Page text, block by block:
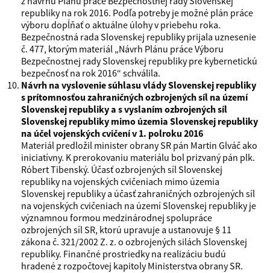
republiky na rok 2016. Podľa potreby je možné plán práce
výboru dopĺňať o aktuálne úlohy v priebehu roka.
Bezpečnostná rada Slovenskej republiky prijala uznesenie
č. 477, ktorým materiál „Návrh Plánu práce Výboru
Bezpečnostnej rady Slovenskej republiky pre kybernetickú
bezpečnosť na rok 2016“ schválila.
Návrh na vyslovenie súhlasu vlády Slovenskej republiky
s prítomnosťou zahraničných ozbrojených síl na území
Slovenskej republiky a s vyslaním ozbrojených síl
Slovenskej republiky mimo územia Slovenskej republiky
na účel vojenských cvičení v 1. polroku 2016
Materiál predložil minister obrany SR pán Martin Glváč ako
iniciatívny. K prerokovaniu materiálu bol prizvaný pán plk.
Róbert Tibenský. Účasť ozbrojených síl Slovenskej
republiky na vojenských cvičeniach mimo územia
Slovenskej republiky a účasť zahraničných ozbrojených síl
na vojenských cvičeniach na území Slovenskej republiky je
významnou formou medzinárodnej spolupráce
ozbrojených síl SR, ktorú upravuje a ustanovuje § 11
zákona č. 321/2002 Z. z. o ozbrojených silách Slovenskej
republiky. Finančné prostriedky na realizáciu budú
hradené z rozpočtovej kapitoly Ministerstva obrany SR.